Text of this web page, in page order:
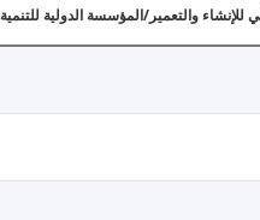
للإنشاء والتعمير/المؤسسة الدولية للتنمية